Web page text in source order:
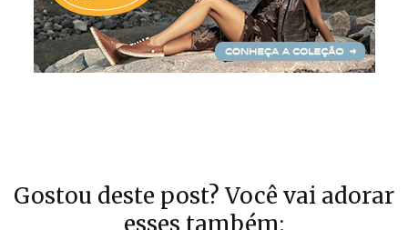
Gostou deste post? Você vai adorar
esses também: